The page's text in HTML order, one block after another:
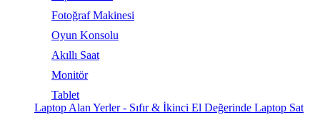
Fotoğraf Makinesi
Oyun Konsolu
Akıllı Saat
Monitör
Tablet
Laptop Alan Yerler - Sıfır & İkinci El Değerinde Laptop Sat